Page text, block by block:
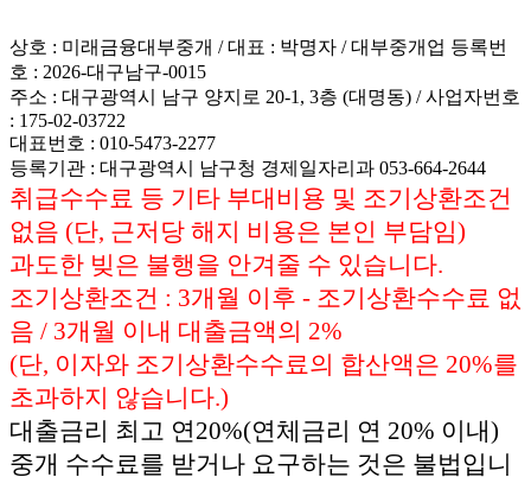
상호 : 미래금융대부중개 / 대표 : 박명자 / 대부중개업 등록번
호 : 2026-대구남구-0015
주소 : 대구광역시 남구 양지로 20-1, 3층 (대명동) / 사업자번호
: 175-02-03722
대표번호 : 010-5473-2277
등록기관 : 대구광역시 남구청 경제일자리과 053-664-2644
취급수수료 등 기타 부대비용 및 조기상환조건
없음 (단, 근저당 해지 비용은 본인 부담임)
과도한 빚은 불행을 안겨줄 수 있습니다.
조기상환조건 : 3개월 이후 - 조기상환수수료 없
음 / 3개월 이내 대출금액의 2%
(단, 이자와 조기상환수수료의 합산액은 20%를
초과하지 않습니다.)
대출금리 최고 연20%(연체금리 연 20% 이내)
중개 수수료를 받거나 요구하는 것은 불법입니